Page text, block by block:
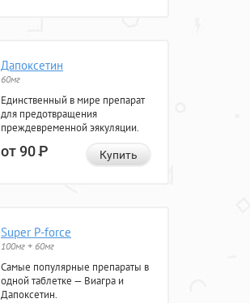
Дапоксетин
60мг
Единственный в мире препарат
для предотвращения
преждевременной эякуляции.
от 90Р Купить
Super P-force
100мг + 60мг
Самые популярные препараты в
одной таблетке — Виагра и
Дапоксетин.